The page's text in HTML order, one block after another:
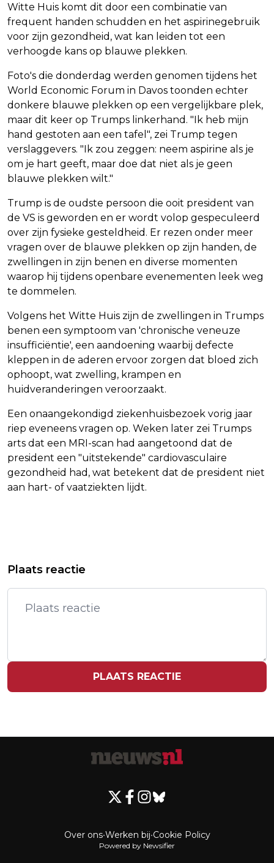
Witte Huis komt dit door een combinatie van
frequent handen schudden en het aspirinegebruik
voor zijn gezondheid, wat kan leiden tot een
verhoogde kans op blauwe plekken.
Foto's die donderdag werden genomen tijdens het
World Economic Forum in Davos toonden echter
donkere blauwe plekken op een vergelijkbare plek,
maar dit keer op Trumps linkerhand. "Ik heb mijn
hand gestoten aan een tafel", zei Trump tegen
verslaggevers. "Ik zou zeggen: neem aspirine als je
om je hart geeft, maar doe dat niet als je geen
blauwe plekken wilt."
Trump is de oudste persoon die ooit president van
de VS is geworden en er wordt volop gespeculeerd
over zijn fysieke gesteldheid. Er rezen onder meer
vragen over de blauwe plekken op zijn handen, de
zwellingen in zijn benen en diverse momenten
waarop hij tijdens openbare evenementen leek weg
te dommelen.
Volgens het Witte Huis zijn de zwellingen in Trumps
benen een symptoom van 'chronische veneuze
insufficiëntie', een aandoening waarbij defecte
kleppen in de aderen ervoor zorgen dat bloed zich
ophoopt, wat zwelling, krampen en
huidveranderingen veroorzaakt.
Een onaangekondigd ziekenhuisbezoek vorig jaar
riep eveneens vragen op. Weken later zei Trumps
arts dat een MRI-scan had aangetoond dat de
president een "uitstekende" cardiovasculaire
gezondheid had, wat betekent dat de president niet
aan hart- of vaatziekten lijdt.
TOENAME CONFLICTEN BIJ KOOP EN
ACHMEA ZIET TOENAME CONFLICTEN
BIJ KOOP EN VERKOOP VAN
WONINGEN
Plaats reactie
PLAATS REACTIE
Over ons•Werken bij•Cookie Policy
Powered by Newsifier